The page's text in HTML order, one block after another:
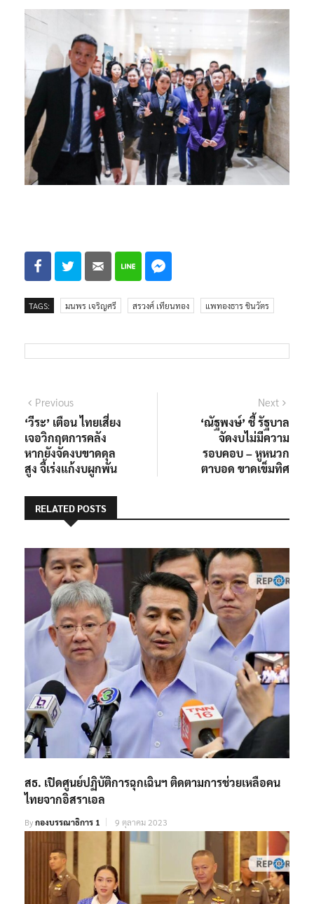
TAGS: มนพร เจริญศรี สรวงศ์ เทียนทอง แพทองธาร ชินวัตร
แนะแนว
เรื่อง
PreviousPrevious
post:
‘วีระ’ เตือน ไทยเสี่ยง
เจอวิกฤตการคลัง
หากยังจัดงบขาดดุล
สูง จี้เร่งแก้งบผูกพัน
Next
‘ณัฐพงษ์’ ชี้ รัฐบาล
จัดงบไม่มีความ
รอบคอบ – หูหนวก
ตาบอด ขาดเข็มทิศ
RELATED POSTS
สธ. เปิดศูนย์ปฏิบัติการฉุกเฉินฯ ติดตามการช่วยเหลือคน
ไทยจากอิสราเอล
Byกองบรรณาธิการ 1 9 ตุลาคม 2023